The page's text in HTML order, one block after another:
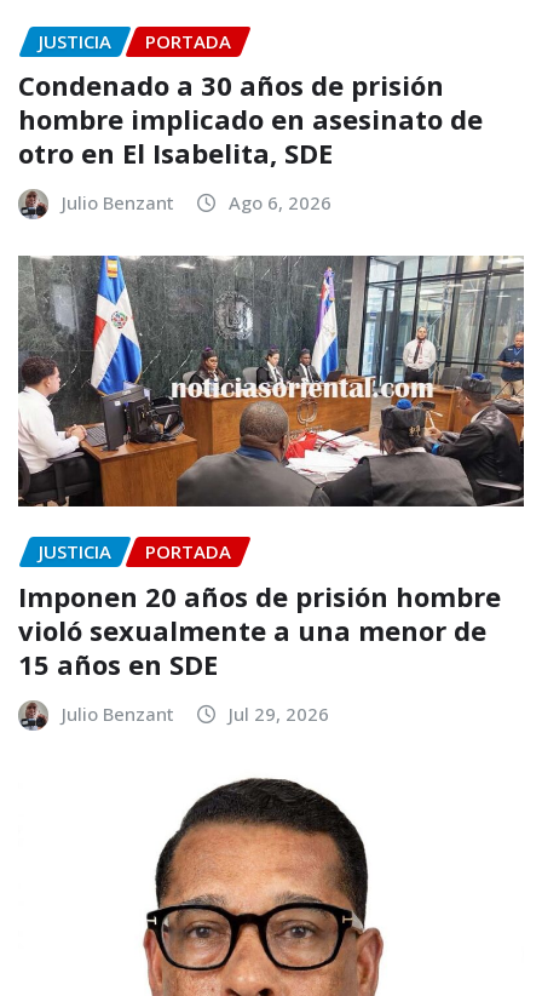
JUSTICIA PORTADA
Condenado a 30 años de prisión
hombre implicado en asesinato de
otro en El Isabelita, SDE
Julio Benzant Ago 6, 2026
JUSTICIA PORTADA
Imponen 20 años de prisión hombre
violó sexualmente a una menor de
15 años en SDE
Julio Benzant Jul 29, 2026